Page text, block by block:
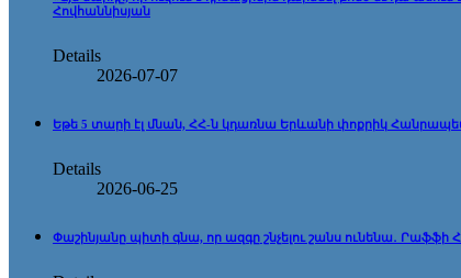
Հովհաննիսյան
Details
2026-07-07
Եթե 5 տարի էլ մնան, ՀՀ-ն կդառնա Երևանի փոքրիկ
Details
2026-06-25
Փաշինյանը պիտի գնա, որ ազգը շնչելու շանս ունենա․ Րաֆֆի